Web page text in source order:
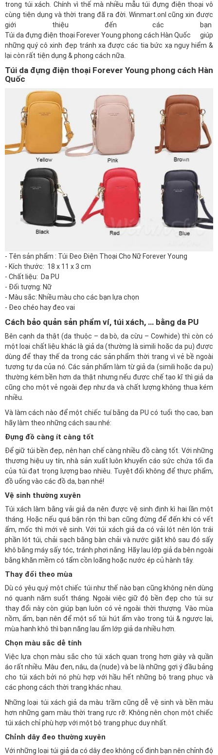
trong túi xách. Chính vì thế mà nhiều mẫu túi đựng điện thoại vô
cùng tiện dụng và thời trang đã ra đời. Winmart.onl cũng xin được
giới thiệu đến các bạn
Túi da đựng điện thoại Forever Young phong cách Hàn Quốc giúp
những quý cô xinh đẹp tránh xa được các tia bức xạ nguy hiểm &
lại còn rất tiện dụng & phong cách nữa.
Túi da đựng điện thoại Forever Young phong cách Hàn
Quốc
- Tên sản phẩm : Túi Đeo Điện Thoại Cho Nữ Forever Young
- Kích thước: 18 x 11 x 3 cm
- Chất liệu: Da PU
- Đối tượng: Nữ
- Màu sắc: Nhiều màu cho các bạn lựa chọn
- Đeo chéo hay đeo vai
Cách bảo quản sản phẩm ví, túi xách, … bằng da PU
Bên cạnh da thật (da thuộc – da bò, da cừu – Cowhide) thì còn có
một loại chất liệu khác là giả da (thường là simili hoặc da pu) được
dùng để thay thế da trong các sản phẩm thời trang vì vẻ bề ngoài
tương tự da của nó. Các sản phẩm làm từ giả da (simili hoặc da pu)
thường kém bền hơn da thật nhưng nếu được chế tạo kĩ thì giả da
cũng cho một vẻ ngoài đẹp như da và chất lượng không thua kém
nhiều.
Và làm cách nào để một chiếc tuí bằng da PU có tuổi thọ cao, bạn
hãy làm theo những cách sau nhé:
Đựng đồ càng ít càng tốt
Để giữ túi bền đẹp, nên hạn chế càng nhiều đồ càng tốt. Với những
thương hiệu uy tín, nhà sản xuất luôn khuyến cáo sức chứa tối đa
của túi đạt trọng lượng bao nhiêu. Tuyệt đối không để thực phẩm,
đồ uống vào các đồ da, bạn nhé!
Vệ sinh thường xuyên
Túi xách làm bằng vải giả da nên được vệ sinh định kì hai lần một
tháng. Hoặc nếu quá bận rộn thì bạn cũng đừng để đến khi có vết
ẩm, mốc thì mới vệ sinh. Với túi xách giả da có vải lót nên lộn trái
phần lót túi, chải sạch bằng bàn chải và nước giặt khô sau đó sấy
khô bằng máy sấy tóc, tránh phơi nắng. Hãy lau lớp giả da bên ngoài
bằng khăn mềm có tẩm cồn loãng hoặc nước ép củ hành tây.
Thay đổi theo mùa
Dù có yêu quý một chiếc túi như thế nào bạn cũng không nên dùng
nó quanh năm suốt tháng. Ngoài việc giữ độ bền đẹp cho túi sự
thay đổi này còn giúp bạn luôn có vẻ ngoài thời thượng. Vào mùa
nồm, ẩm, bạn nên để một số túi hút ẩm vào trong túi & ngược lại,
mùa hanh khô thì bạn năng lau ẩm lớp giả da nhiều hơn.
Chọn màu sắc dễ tính
Việc lựa chọn màu sắc cho túi xách quan trọng hơn giày và quần
áo rất nhiều. Màu đen, nâu, da (nude) và be là những gợi ý đầu bảng
cho túi xách bởi nó phù hợp với hầu hết những bộ trang phục và
các phong cách thời trang khác nhau.
Những loại túi xách giả da màu trầm cũng dễ vệ sinh và bền màu
hơn những gam màu thời trang rực rỡ. Không nên chọn một chiếc
túi xách chỉ phù hợp với một bộ trang phục duy nhất.
Chỉnh dây đeo thường xuyên
Với những loại túi giả da có dây đeo không cố định bạn nên chỉnh độ